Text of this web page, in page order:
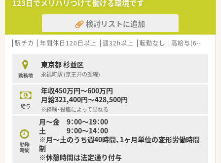
利益を被ることなく健康的に働き続けられる体制を構築してい
ます。
【募集背景と求める人物像について】
■事業拡大に伴う体制強化のため、本社付けとなる関東エリアの
ラウンダーを募集しております。
■店舗ごとの雰囲気に適応し、多様なスタッフと円滑にコミュニ
■これまでの経験を活かし、新しい環境で積極的にスキルを磨い
ていきたいという意欲的な方を歓迎します。
【法人特徴について】
■全国に34店舗を展開し、地域密着型のトータルヘルスケアを
提供している安定した法人です。
■有休取得率90％以上を誇り、スタッフの働きやすさを重視し
た労働環境の整備に努めております。
■個人情報保護法や薬事法などの関係法規の遵守を徹底してお
り、コンプライアンス意識の高い組織です。
123日でメリハリつけて働ける環境です
検討リストに追加
駅チカ 年間休日120日以上 週32h以上 転勤なし 高給与(600万円以上)
勤務地
東京都 杉並区
永福町駅 (京王井の頭線)
給与
年収450万円～600万円
月給321,400円～428,500円
※経験・役職によって異なる
勤務
時間
月～金 9：00～19：00
土 9：00～14：00
※月～土のうち週40時間、1ヶ月単位の変形労働時間
制
※休憩時間は法定通り付与